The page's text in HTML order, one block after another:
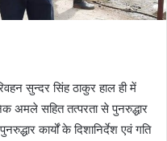
सुन्दर सिंह ठाकुर हाल ही में
अमले सहित तत्परता से पुनरुद्धार
कार्यों के दिशानिर्देश एवं गति